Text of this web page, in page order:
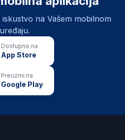
na Vašem mobilnom
uređaju.
Dostupno na
App Store
Preuzmi na
Google Play